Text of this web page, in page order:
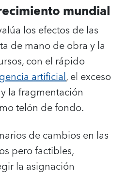
mundial
los efectos de las
de mano de obra y la
con el rápido
artificial, el exceso
la fragmentación
telón de fondo.
de cambios en las
pero factibles,
la asignación